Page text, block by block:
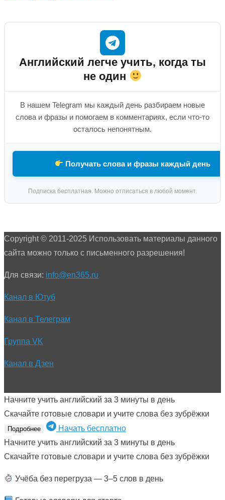
Английский легче учить, когда ты
не один
В нашем Telegram мы каждый день разбираем новые
слова и фразы и помогаем в комментариях, если что-то
осталось непонятным.
Получать слова и фразы каждый день
Подписка бесплатная. Можно отписаться в любой момент.
Copyright © 2011-2025 Использовать материалы данного
сайта можно только с письменного разрешения!
Для связи: info@en365.ru
Канал в Ютуб
Канал в Телеграм
Группа VK
Канал в Дзен
Начните учить английский за 3 минуты в день
Скачайте готовые словари и учите слова без зубрёжки
Подробнее
Начать бесплатно
Начните учить английский за 3 минуты в день
Скачайте готовые словари и учите слова без зубрёжки
Учёба без перегруза — 3–5 слов в день